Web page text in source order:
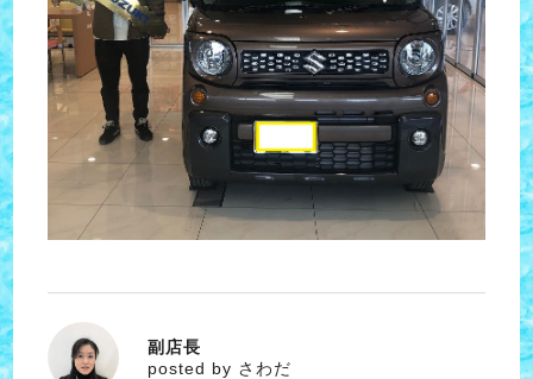
さわだ
副店長
posted by さわだ